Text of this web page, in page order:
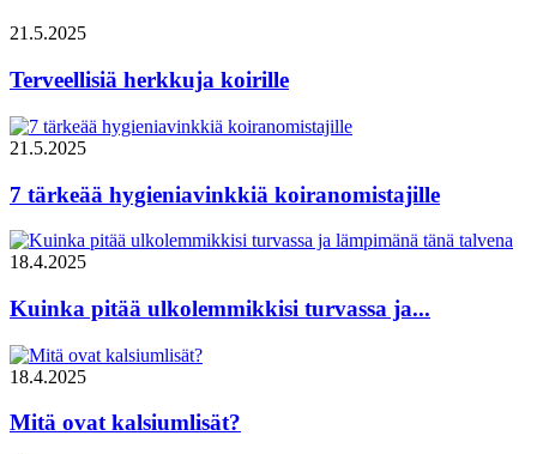
21.5.2025
Terveellisiä herkkuja koirille
21.5.2025
7 tärkeää hygieniavinkkiä koiranomistajille
18.4.2025
Kuinka pitää ulkolemmikkisi turvassa ja...
18.4.2025
Mitä ovat kalsiumlisät?